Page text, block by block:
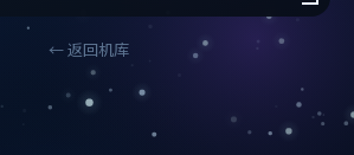
← 返回机库